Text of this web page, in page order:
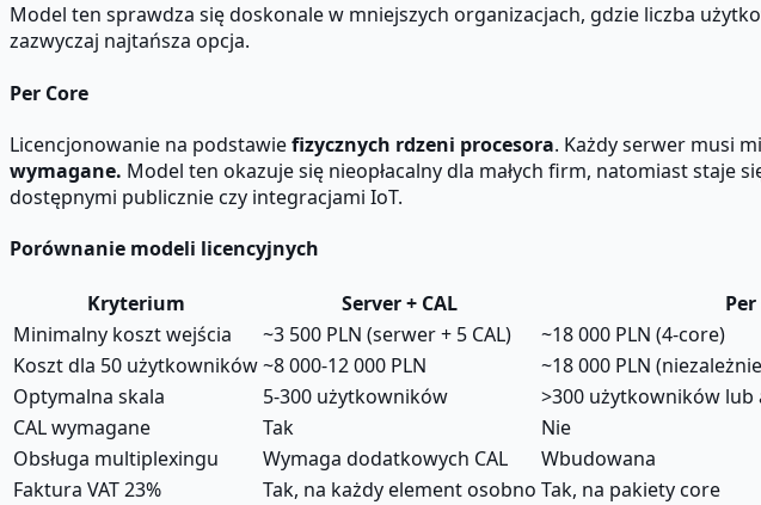
Model ten sprawdza się doskonale w mniejszych organizacjach, gdzie liczba
zazwyczaj najtańsza opcja.
Per Core
Licencjonowanie na podstawiefizycznych rdzeni procesora. Każdy serwer musi
wymagane. Model ten okazuje się nieopłacalny dla małych firm, natomiast staje
dostępnymi publicznie czy integracjami IoT.
Porównanie modeli licencyjnych
Kryterium Server + CAL
Minimalny koszt wejścia
~3 500 PLN (serwer + 5 CAL)
~18 000 PLN (4-core)
Koszt dla 50 użytkowników~8 000-12 000 PLN
~18 000 PLN
Optymalna skala
5-300 użytkowników
>300 użytkowników lub
CAL wymagane
Tak
Nie
Obsługa multiplexingu
Wymaga dodatkowych CAL
Wbudowana
Faktura VAT 23%
Tak, na każdy element osobno Tak, na pakiety core